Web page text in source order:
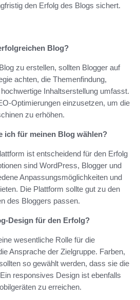
den Erfolg des Blogs sichert.
Blog?
zu erstellen, sollten Blogger auf
achten, die Themenfindung,
Inhaltserstellung umfasst.
Optimierungen einzusetzen, um die
zu erhöhen.
ich für meinen Blog wählen?
ist entscheidend für den Erfolg
sind WordPress, Blogger und
Anpassungsmöglichkeiten und
Die Plattform sollte gut zu den
des Bloggers passen.
Design für den Erfolg?
wesentliche Rolle für die
Ansprache der Zielgruppe. Farben,
so gewählt werden, dass sie die
responsives Design ist ebenfalls
zu erreichen.